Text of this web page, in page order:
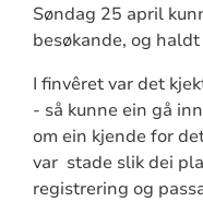
Søndag 25 april
besøkande, og
I finvêret var det
- så kunne ein gå
om ein kjende for
var stade slik dei
registrering og